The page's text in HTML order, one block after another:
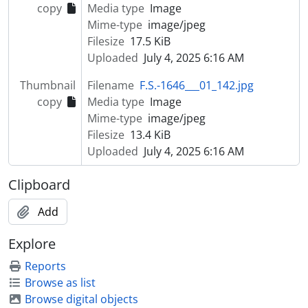
[Item] Retrato de criança com vestuário de fantasia
[Item] Retrato de seminarista
[Item] Retrato de seminarista
[Item] Retrato de mulher com vestuário regional
[Item] Retrato de homem
[Item] Retrato de homem
[Item] Retrato de padre
[Item] Retrato de criança com vestuário de fantasia
[Item] Retrato de homem com cavalo
[Item] Retrato de padre
[Item] Retrato de mulher
[Item] Retrato de mulher
copy
Media type Image
Mime-type image/jpeg
Filesize 17.5 KiB
Uploaded July 4, 2025 6:16 AM
Thumbnail
copy
Filename F.S.-1646___01_142.jpg
Media type Image
Mime-type image/jpeg
Filesize 13.4 KiB
Uploaded July 4, 2025 6:16 AM
Clipboard
Add
Explore
Reports
Browse as list
Browse digital objects